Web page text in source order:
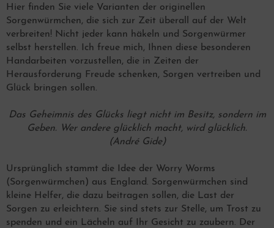
Hier finden Sie viele Varianten der originellen
Sorgenwürmchen, die sich zur Zeit überall auf der Welt
verbreiten! Nicht jeder kann häkeln und Sorgenwürmer
selbst herstellen. Ich freue mich, Ihnen diese besonderen
Handarbeiten vorzustellen, die in Zeiten der
Herausforderung Freude schenken, Sorgen vertreiben und
Glück bringen sollen.
Das Geheimnis des Glücks liegt nicht im Besitz, sondern im
Geben. Wer andere glücklich macht, wird glücklich.
(André Gide)
Ursprünglich stammt die Idee der Worry Worms
(Sorgenwürmchen) aus England. Sorgenwürmchen sind
kleine Helfer, die dazu beitragen sollen, die Last der
Sorgen zu erleichtern. Sie sind stets zur Stelle, um Trost zu
spenden und ein Lächeln auf Ihr Gesicht zu zaubern. Der